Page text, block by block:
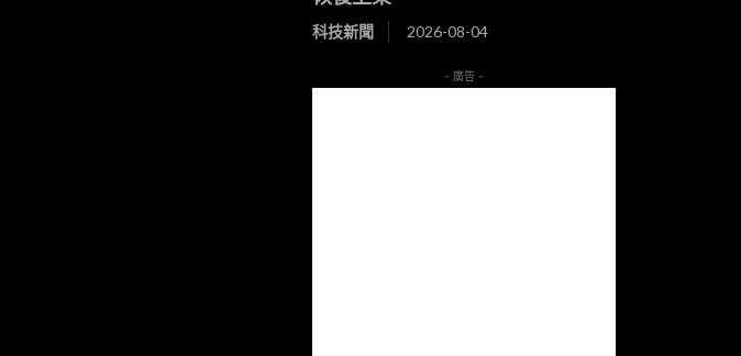
科技新聞 2026-08-04
- 廣告 -